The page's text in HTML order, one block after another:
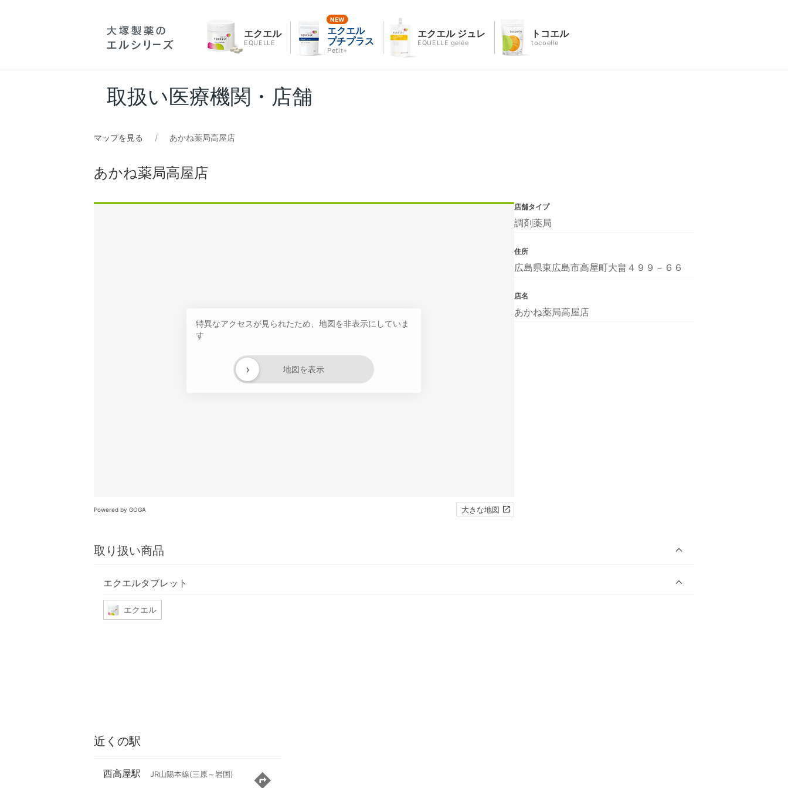
エクエル
EQUELLE
エクエル
プチプラス
Petit+
エクエル ジュレ
EQUELLE gelée
トコエル
tocoelle
取扱い医療機関・店舗
マップを見る あかね薬局高屋店
あかね薬局高屋店
特異なアクセスが見られたため、地図を非表示にしていま
す
地図を表示
›
Powered by GOGA 大きな地図
取り扱い商品
エクエルタブレット
エクエル
店舗タイプ
調剤薬局
住所
広島県東広島市高屋町大畠４９９－６６
店名
あかね薬局高屋店
近くの駅
西高屋駅 JR山陽本線(三原～岩国)